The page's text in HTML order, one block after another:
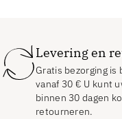
Levering en
Gratis bezorging is
vanaf 30 € U kunt
binnen 30 dagen
retourneren.